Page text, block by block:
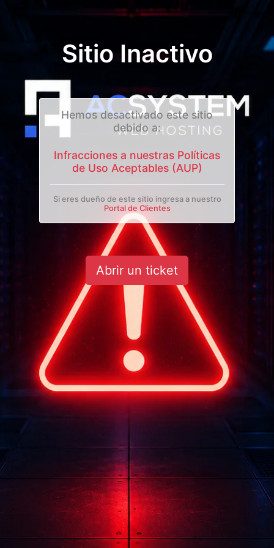
Sitio Inactivo
Hemos desactivado este sitio
debido a:
Infracciones a nuestras Políticas
de Uso Aceptables (AUP)
Si eres dueño de este sitio ingresa a nuestro
Portal de Clientes
Abrir un ticket